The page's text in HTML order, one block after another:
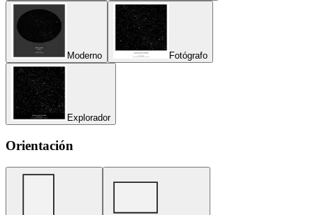
Moderno Fotógrafo
Explorador
Orientación